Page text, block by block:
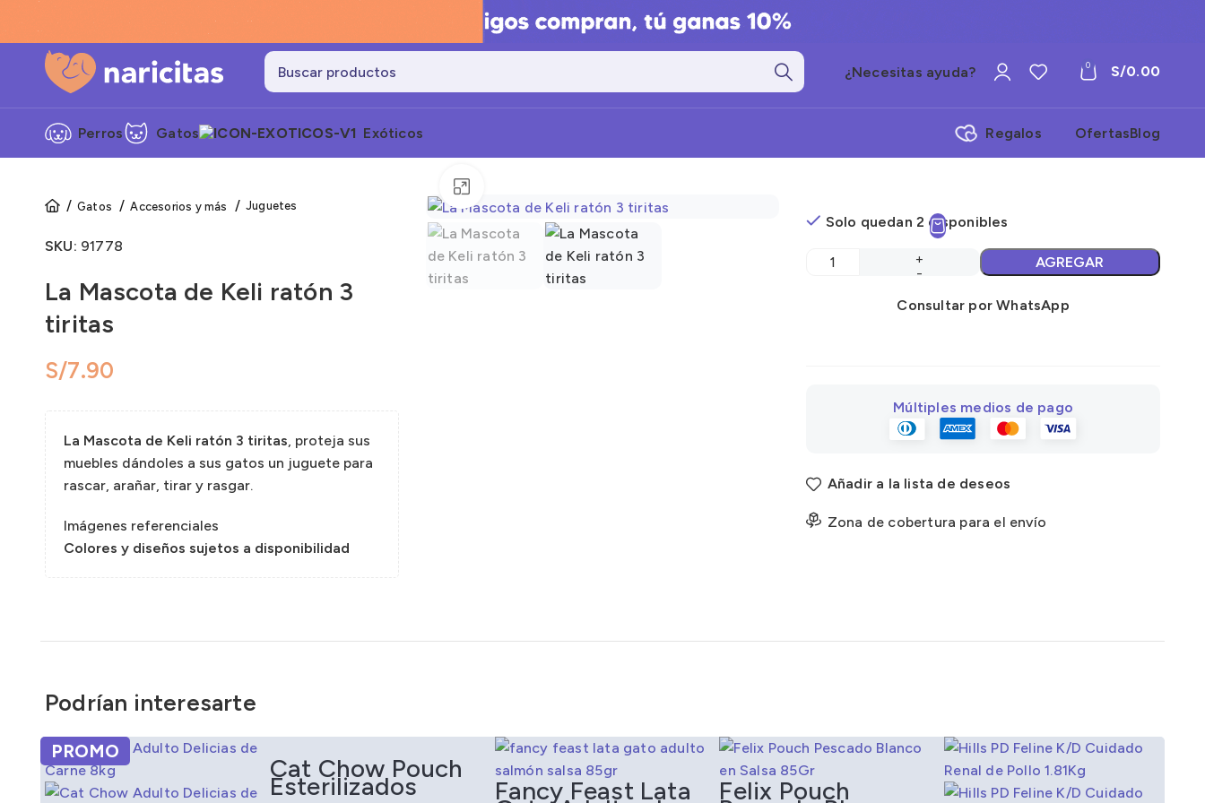
¿Necesitas ayuda? 0 S/0.00
Perros
Categorías
Alimento Húmedo
Marcas
Gatos
Categorías
Alimento Húmedo
Marcas
Exóticos Regalos OfertasBlog
Gatos Accesorios y más Juguetes
SKU: 91778
La Mascota de Keli ratón 3
tiritas
S/
La Mascota de Keli ratón 3 tiritas, proteja sus
muebles dándoles a sus gatos un juguete para
rascar, arañar, tirar y rasgar.
Imágenes referenciales
Colores y diseños sujetos a disponibilidad
Solo quedan 2 disponibles
AGREGAR
Consultar por WhatsApp
Múltiples medios de pago
Añadir a la lista de deseos
Zona de cobertura para el envío
Podrían interesarte
PROMO
Cat Chow Pouch
Esterilizados Fancy Feast Lata
AGOTADO
Felix Pouch
AGOTADO